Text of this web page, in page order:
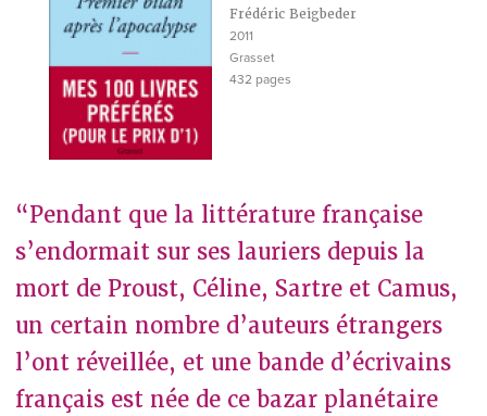
Frédéric Beigbeder
2011
Grasset
432 pages
“Pendant que la littérature française
s’endormait sur ses lauriers depuis la
mort de Proust, Céline, Sartre et Camus,
un certain nombre d’auteurs étrangers
l’ont réveillée, et une bande d’écrivains
français est née de ce bazar planétaire